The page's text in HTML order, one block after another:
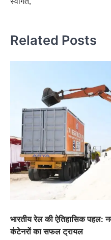
Related Posts
भारतीय रेल की ऐतिहासिक
कंटेनरों का सफल ट्रायल